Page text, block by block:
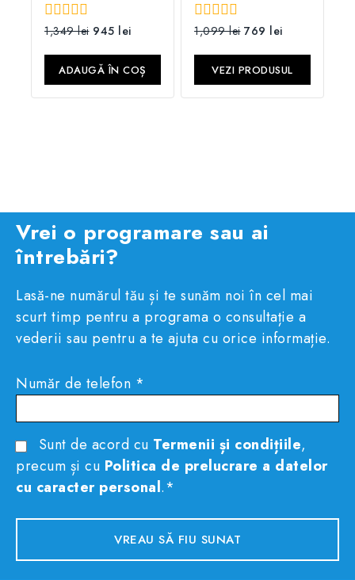
0
5
1,349lei 945 lei
ADAUGĂ ÎN COȘ
0
5
1,099lei 769 lei
VEZI PRODUSUL
Vrei o programare sau ai
întrebări?
Lasă-ne numărul tău și te sunăm noi în cel mai
scurt timp pentru a programa o consultație a
vederii sau pentru a te ajuta cu orice informație.
Număr de telefon *
Sunt de acord cu Termenii și condițiile,
precum și cu Politica de prelucrare a datelor
cu caracter personal.*